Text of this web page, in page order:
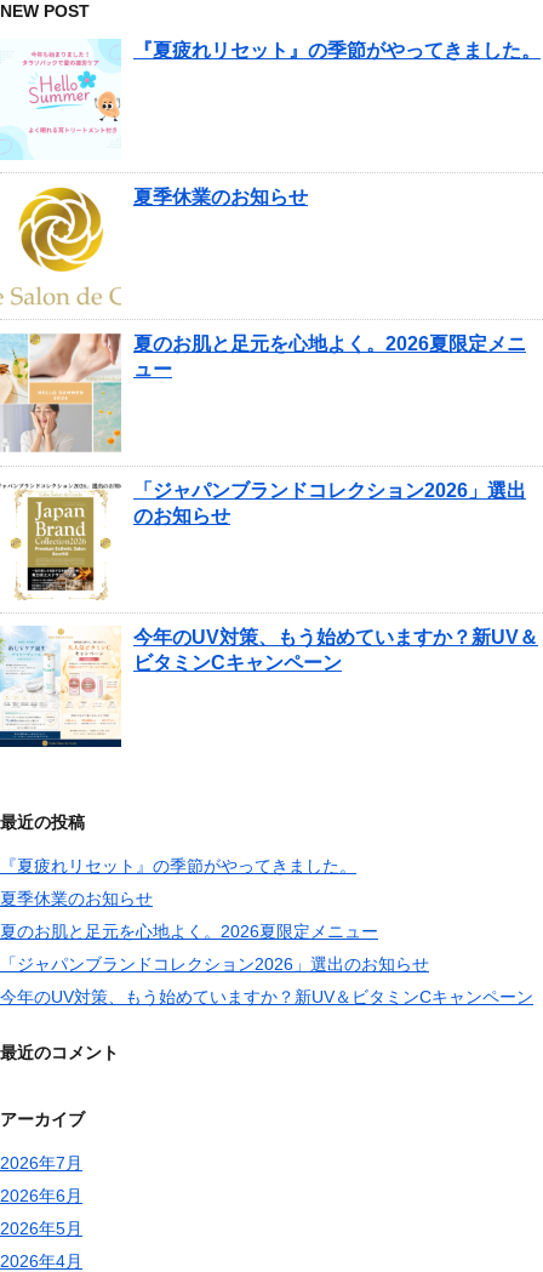
NEW POST
『夏疲れリセット』の季節がやってきました。
夏季休業のお知らせ
夏のお肌と足元を心地よく。2026夏限定メニ
ュー
「ジャパンブランドコレクション2026」選出
のお知らせ
今年のUV対策、もう始めていますか？新UV＆
ビタミンCキャンペーン
最近の投稿
『夏疲れリセット』の季節がやってきました。
夏季休業のお知らせ
夏のお肌と足元を心地よく。2026夏限定メニュー
「ジャパンブランドコレクション2026」選出のお知らせ
今年のUV対策、もう始めていますか？新UV＆ビタミンCキャンペーン
最近のコメント
アーカイブ
2026年7月
2026年6月
2026年5月
2026年4月